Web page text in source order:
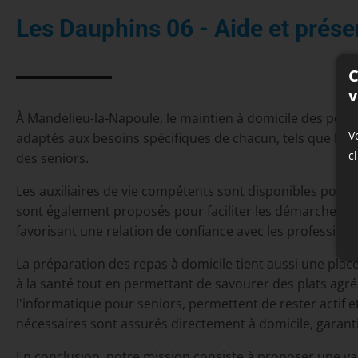
Les Dauphins 06 - Aide et
À Mandelieu-la-Napoule, le maintien à domicile des
adaptés aux besoins spécifiques de chacun, tels que
des seniors.
Les auxiliaires de vie compétents sont disponibles
sont également proposés pour faciliter les démarches
favorisant une relation de confiance avec les
La préparation des repas à domicile tient aussi une
à la santé tout en permettant de savourer des plats
l'informatique pour seniors, permettent de rester actif
nécessaires sont assurés directement à domicile,